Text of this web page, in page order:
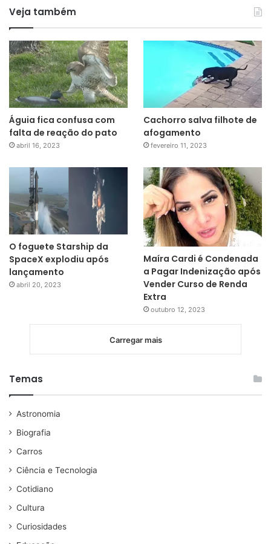
Veja também
Águia fica confusa com
falta de reação do pato
abril 16, 2023
Cachorro salva filhote de
afogamento
fevereiro 11, 2023
O foguete Starship da
SpaceX explodiu após
lançamento
abril 20, 2023
Maíra Cardi é Condenada
a Pagar Indenização após
Vender Curso de Renda
Extra
outubro 12, 2023
Carregar mais
Temas
Astronomia
Biografia
Carros
Ciência e Tecnologia
Cotidiano
Cultura
Curiosidades